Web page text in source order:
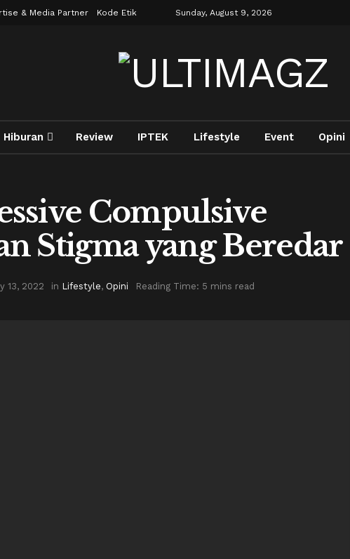
& Media Partner Kode Etik Sunday, August 9, 2026
Hiburan Review IPTEK Lifestyle Event Opini
Compulsive
Stigma yang Beredar
13, 2022 in Lifestyle, Opini Reading Time: 5 mins read